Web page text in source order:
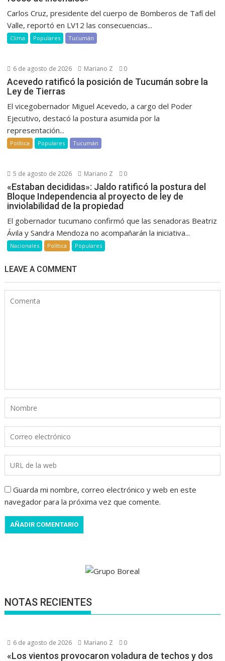
Carlos Cruz, presidente del cuerpo de Bomberos de Tafí del
Valle, reportó en LV12 las consecuencias...
Clima Populares Tucumán
6 de agosto de 2026 Mariano Z 0
Acevedo ratificó la posición de Tucumán sobre la
Ley de Tierras
El vicegobernador Miguel Acevedo, a cargo del Poder
Ejecutivo, destacó la postura asumida por la
representación...
Política Populares Tucumán
5 de agosto de 2026 Mariano Z 0
«Estaban decididas»: Jaldo ratificó la postura del
Bloque Independencia al proyecto de ley de
inviolabilidad de la propiedad
El gobernador tucumano confirmó que las senadoras Beatriz
Ávila y Sandra Mendoza no acompañarán la iniciativa...
Nacionales Política Populares
LEAVE A COMMENT
Guarda mi nombre, correo electrónico y web en este
navegador para la próxima vez que comente.
NOTAS RECIENTES
6 de agosto de 2026 Mariano Z 0
«Los vientos provocaron voladura de techos y dos